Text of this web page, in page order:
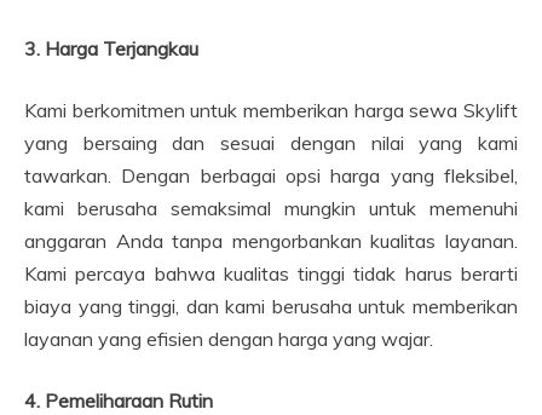
3. Harga Terjangkau
Kami berkomitmen untuk memberikan harga sewa Skylift
yang bersaing dan sesuai dengan nilai yang kami
tawarkan. Dengan berbagai opsi harga yang fleksibel,
kami berusaha semaksimal mungkin untuk memenuhi
anggaran Anda tanpa mengorbankan kualitas layanan.
Kami percaya bahwa kualitas tinggi tidak harus berarti
biaya yang tinggi, dan kami berusaha untuk memberikan
layanan yang efisien dengan harga yang wajar.
4. Pemeliharaan Rutin